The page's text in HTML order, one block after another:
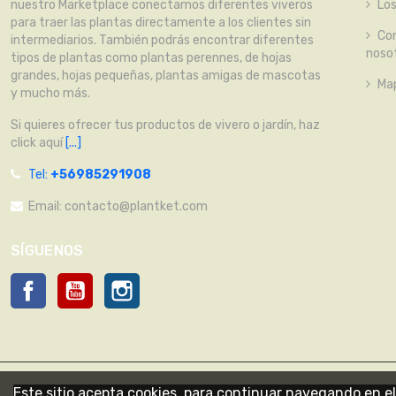
nuestro Marketplace conectamos diferentes viveros
para traer las plantas directamente a los clientes sin
intermediarios. También podrás encontrar diferentes
tipos de plantas como plantas perennes, de hojas
grandes, hojas pequeñas, plantas amigas de mascotas
y mucho más.
Si quieres ofrecer tus productos de vivero o jardín, haz
click aquí[...]
Tel: +56985291908
Email: contacto@plantket.com
SÍGUENOS
Facebook YouTube